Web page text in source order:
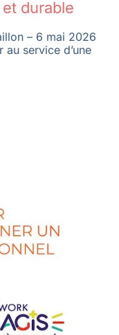
durable
– 6 mai 2026
au service d’une